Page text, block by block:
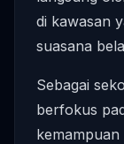
di kawasan
suasana
Sebagai
berfokus